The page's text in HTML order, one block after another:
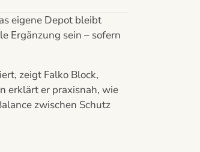
eigene Depot bleibt
Ergänzung sein – sofern
zeigt Falko Block,
erklärt er praxisnah, wie
zwischen Schutz